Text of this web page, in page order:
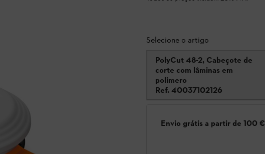
Selecione o artigo
PolyCut 48-2, Cabeçote de
corte com lâminas em
polimero
Ref. 40037102126
Envio grátis a partir de 100 €